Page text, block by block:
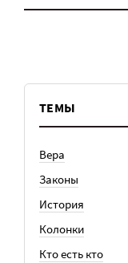
ТЕМЫ
Вера
Законы
История
Колонки
Кто есть кто